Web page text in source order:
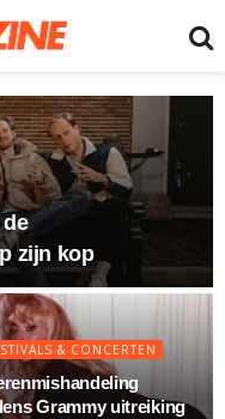
zijn kop
& CONCERTEN
Grammy uitreiking